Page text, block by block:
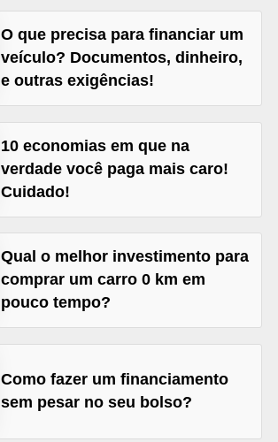
O que precisa para financiar um
veículo? Documentos, dinheiro,
e outras exigências!
10 economias em que na
verdade você paga mais caro!
Cuidado!
Qual o melhor investimento para
comprar um carro 0 km em
pouco tempo?
Como fazer um financiamento
sem pesar no seu bolso?